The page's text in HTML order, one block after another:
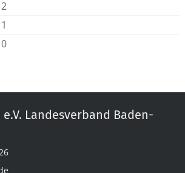
Landesverband Baden-